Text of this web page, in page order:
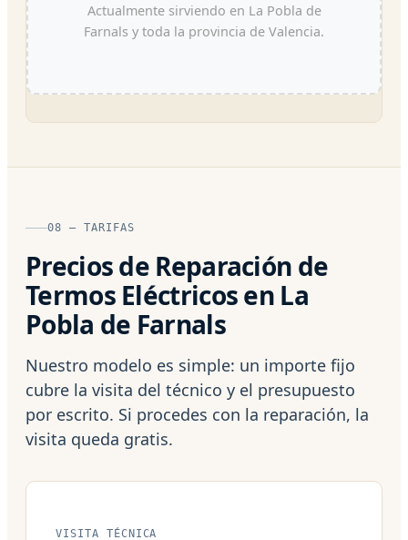
Actualmente sirviendo en La Pobla de
Farnals y toda la provincia de Valencia.
08 — TARIFAS
Precios de Reparación de
Termos Eléctricos en La
Pobla de Farnals
Nuestro modelo es simple: un importe fijo
cubre la visita del técnico y el presupuesto
por escrito. Si procedes con la reparación, la
visita queda gratis.
VISITA TÉCNICA